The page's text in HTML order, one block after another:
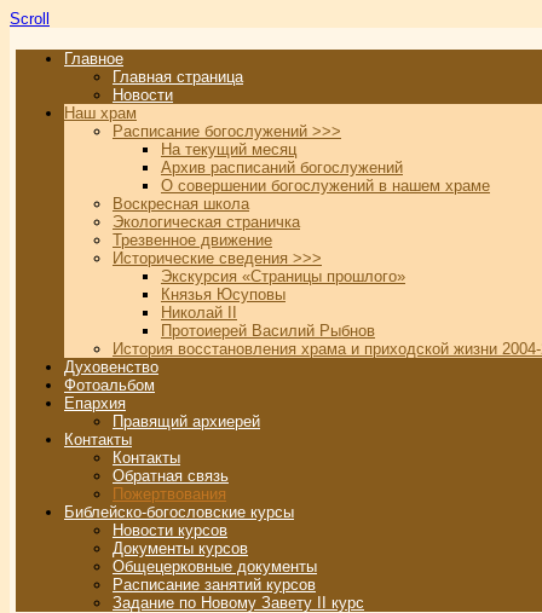
Scroll
Главное
Главная страница
Новости
Наш храм
Расписание богослужений >>>
На текущий месяц
Архив расписаний богослужений
О совершении богослужений в нашем храме
Воскресная школа
Экологическая страничка
Трезвенное движение
Исторические сведения >>>
Экскурсия «Страницы прошлого»
Князья Юсуповы
Николай II
Протоиерей Василий Рыбнов
История восстановления храма и приходской жизни
Духовенство
Фотоальбом
Епархия
Правящий архиерей
Контакты
Контакты
Обратная связь
Пожертвования
Библейско-богословские курсы
Новости курсов
Документы курсов
Общецерковные документы
Расписание занятий курсов
Задание по Новому Завету II курс